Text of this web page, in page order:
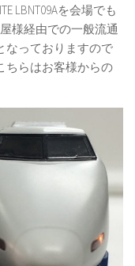
LBNT09Aを会場でも
様経由での一般流通
なっておりますので
ちらはお客様からの